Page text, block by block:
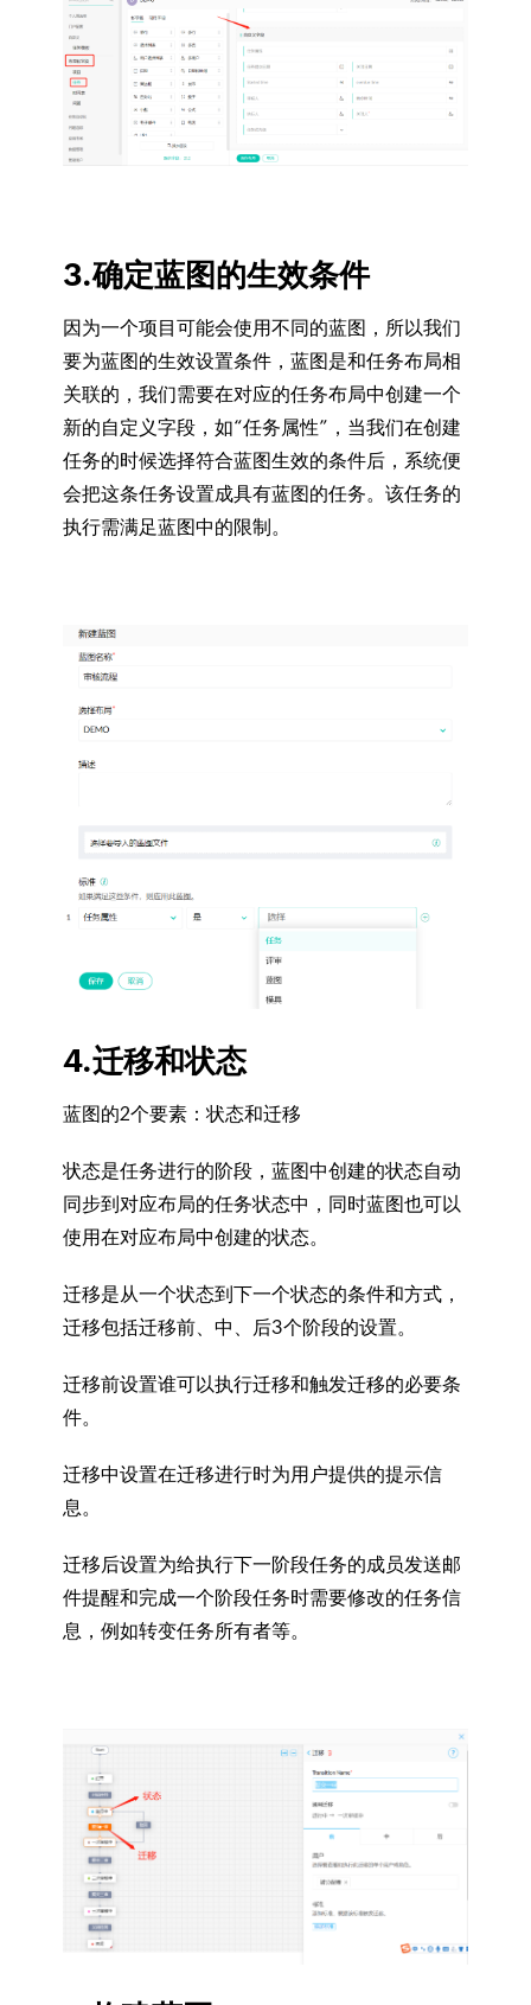
3.确定蓝图的生效条件
因为一个项目可能会使用不同的蓝图，所以我们
要为蓝图的生效设置条件，蓝图是和任务布局相
关联的，我们需要在对应的任务布局中创建一个
新的自定义字段，如“任务属性”，当我们在创建
任务的时候选择符合蓝图生效的条件后，系统便
会把这条任务设置成具有蓝图的任务。该任务的
执行需满足蓝图中的限制。
4.迁移和状态
蓝图的2个要素：状态和迁移
状态是任务进行的阶段，蓝图中创建的状态自动
同步到对应布局的任务状态中，同时蓝图也可以
使用在对应布局中创建的状态。
迁移是从一个状态到下一个状态的条件和方式，
迁移包括迁移前、中、后3个阶段的设置。
迁移前设置谁可以执行迁移和触发迁移的必要条
件。
迁移中设置在迁移进行时为用户提供的提示信
息。
迁移后设置为给执行下一阶段任务的成员发送邮
件提醒和完成一个阶段任务时需要修改的任务信
息，例如转变任务所有者等。